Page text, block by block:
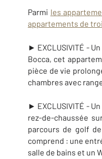
Parmi les
appartements de
► EXCLUSIVITÉ -
Bocca, cet
pièce de vie
chambres avec
► EXCLUSIVITÉ -
rez-de-chaussée
parcours de golf
comprend : une
salle de bains et un